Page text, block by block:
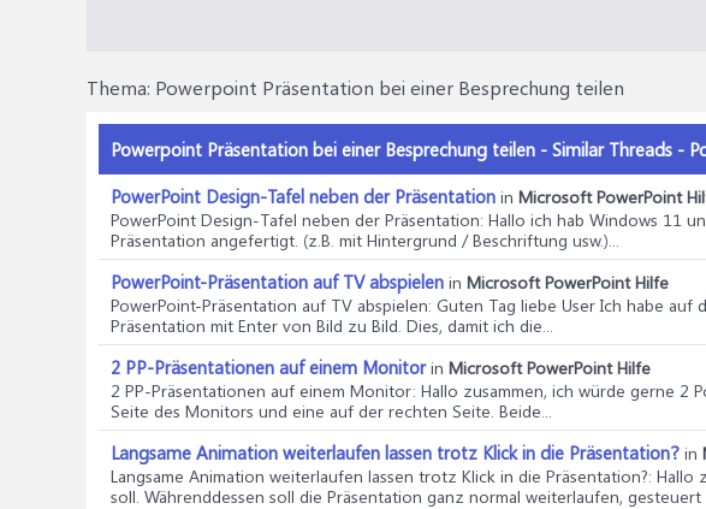
Thema: Powerpoint Präsentation bei einer Besprechung teilen
Powerpoint Präsentation bei einer Besprechung teilen - Similar Threads -
PowerPoint Design-Tafel neben der Präsentation in Microsoft PowerPoint
PowerPoint Design-Tafel neben der Präsentation: Hallo ich hab Windows 11
Präsentation angefertigt. (z.B. mit Hintergrund / Beschriftung usw.)...
PowerPoint-Präsentation auf TV abspielen in Microsoft PowerPoint Hilfe
PowerPoint-Präsentation auf TV abspielen: Guten Tag liebe User Ich habe auf
Präsentation mit Enter von Bild zu Bild. Dies, damit ich die...
2 PP-Präsentationen auf einem Monitorin Microsoft PowerPoint Hilfe
2 PP-Präsentationen auf einem Monitor: Hallo zusammen, ich würde gerne 2
Seite des Monitors und eine auf der rechten Seite. Beide...
Langsame Animation weiterlaufen lassen trotz Klick in die Präsentation? in
Langsame Animation weiterlaufen lassen trotz Klick in die Präsentation?: Hallo
soll. Währenddessen soll die Präsentation ganz normal weiterlaufen, gesteuert